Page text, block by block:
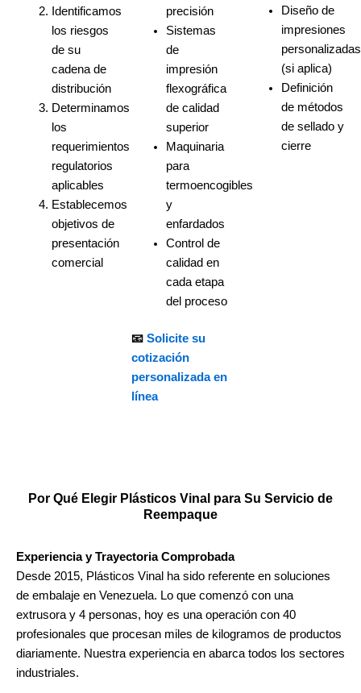
Identificamos
los riesgos
de su
cadena de
distribución
Determinamos
los
requerimientos
regulatorios
aplicables
Establecemos
objetivos de
presentación
comercial
precisión
Sistemas
de
impresión
flexográfica
de calidad
superior
Maquinaria
para
termoencogibles
y
enfardados
Control de
calidad en
cada etapa
del proceso
📧 Solicite su
cotización
personalizada en
línea
Diseño de
impresiones
personalizadas
(si aplica)
Definición
de métodos
de sellado y
cierre
Por Qué Elegir Plásticos Vinal para Su Servicio de
Reempaque
Experiencia yTrayectoriaComprobada
Desde 2015, Plásticos Vinal ha sido referente en soluciones
de embalaje en Venezuela. Lo que comenzó con una
extrusora y 4 personas, hoy es una operación con 40
profesionales que procesan miles de kilogramos de productos
diariamente. Nuestra experiencia en abarca todos los sectores
industriales.